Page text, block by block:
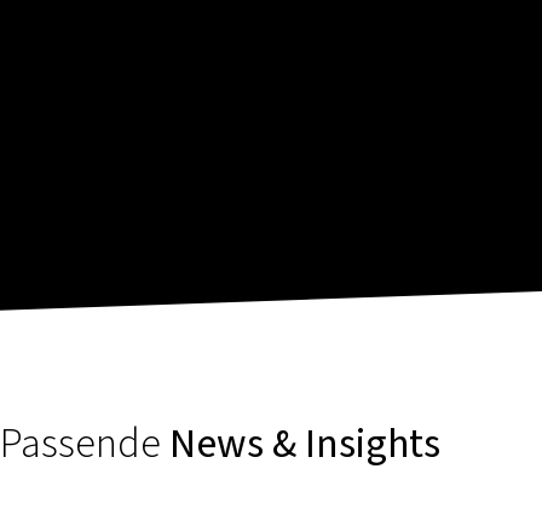
Passende News & Insights